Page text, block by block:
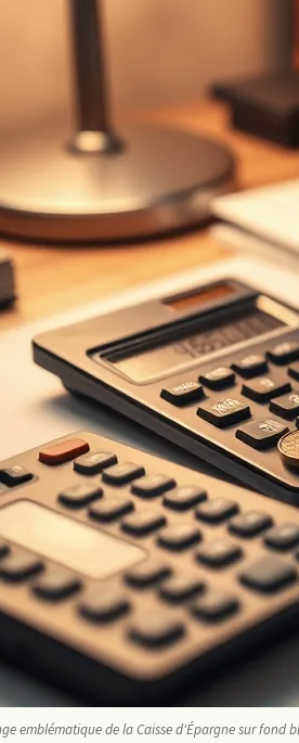
emblématique de la Caisse d'Épargne sur fond